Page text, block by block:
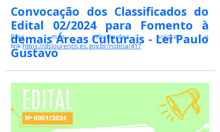
Convocação dos Classificados do
Edital 02/2024 para Fomento à
demais Áreas Culturais - Lei Paulo
Gustavo
O Município de Divino de São Lourenço, por intermédio da
Secretaria Municipal de Cultura, DIVULGA a lista de aprovados
nos EDITAL MUNICIPAL 02/2024 PARA FOMENTO À DEMAIS ÁREAS
CULTURAIS.
Para mais informações acesse o
linkhttps://dslourenco.es.gov.br/noticia/417